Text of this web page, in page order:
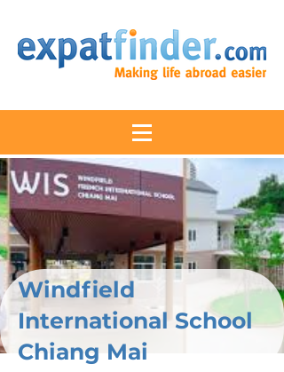
Windfield
International School
Chiang Mai